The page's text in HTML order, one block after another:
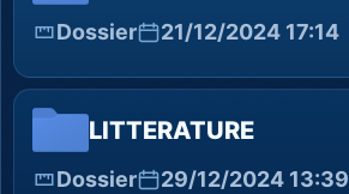
Dossier 21/12/2024 17:14
LITTERATURE
Dossier 29/12/2024 13:39